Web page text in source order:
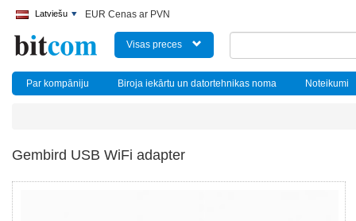
Latviešu EUR Cenas ar PVN
Visas preces
Par kompāniju Biroja iekārtu un datortehnikas noma Noteikumi
Gembird USB WiFi adapter